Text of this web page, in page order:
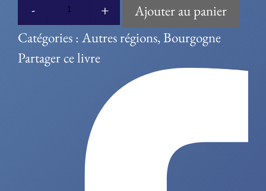
quantité
de
pittoresque,
Ajouter au panier
Catégories : Autres régions,Bourgogne
Partager ce livre